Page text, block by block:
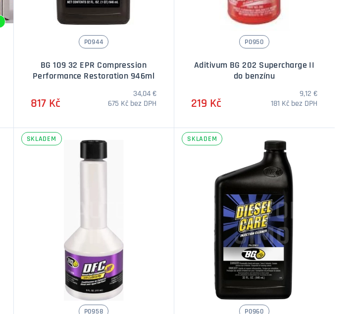
P0944
BG 109 32 EPR Compression
Performance Restoration 946ml
817 Kč
34,04 €
675 Kč bez DPH
P0950
Aditivum BG 202 Supercharge II
do benzínu
219 Kč
9,12 €
181 Kč bez DPH
Množství
SKLADEM
P0958
SKLADEM
P0960